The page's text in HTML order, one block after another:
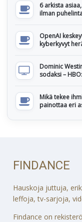
6 arkista
ilman
OpenAI
kyberkyvyt
Dominic
sodaksi –
Mikä tekee
painottaa eri
FINDANCE
Hauskoja juttuja,
leffoja, tv-sarjoja,
Findance on